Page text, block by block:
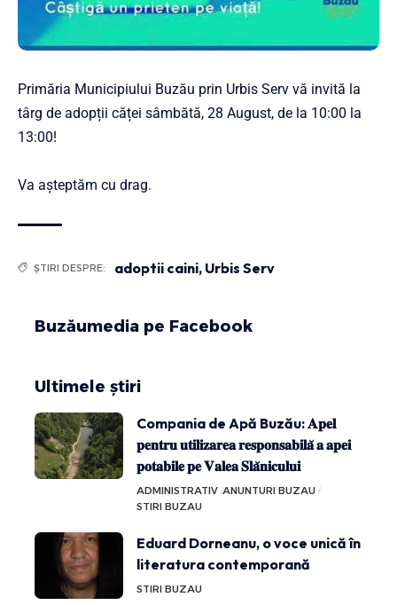
Primăria Municipiului Buzău prin Urbis Serv vă invită la
târg de adopții căței sâmbătă, 28 August, de la 10:00 la
13:00!
Va așteptăm cu drag.
ȘTIRI DESPRE: adoptii caini, Urbis Serv
Buzăumedia pe Facebook
Ultimele știri
Compania de Apă Buzău: 𝐀𝐩𝐞𝐥
𝐩𝐞𝐧𝐭𝐫𝐮 𝐮𝐭𝐢𝐥𝐢𝐳𝐚𝐫𝐞𝐚 𝐫𝐞𝐬𝐩𝐨𝐧𝐬𝐚𝐛𝐢𝐥𝐚̆ 𝐚 𝐚𝐩𝐞𝐢
𝐩𝐨𝐭𝐚𝐛𝐢𝐥𝐞 𝐩𝐞 𝐕𝐚𝐥𝐞𝐚 𝐒𝐥𝐚̆𝐧𝐢𝐜𝐮𝐥𝐮𝐢
ADMINISTRATIV ANUNTURI BUZAU
STIRI BUZAU
Eduard Dorneanu, o voce unică în
literatura contemporană
STIRI BUZAU